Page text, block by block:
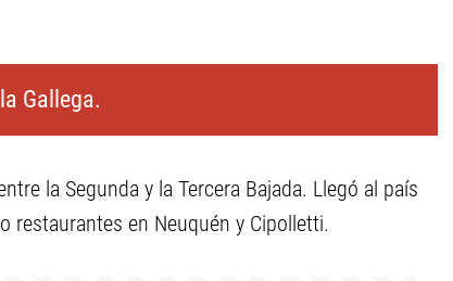
Gallega.
la Segunda y la Tercera Bajada. Llegó al país
restaurantes en Neuquén y Cipolletti.